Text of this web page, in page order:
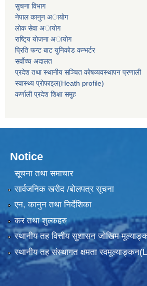
सुचना विभाग
नेपाल कानुन अायाेग
लाेक सेवा अायाेग
राष्टि्य याेजना अायाेग
प्रिति फन्ट बाट युनिकाेड कन्भर्टर
सर्वाेच्च अदालत
प्रदेश तथा स्थानीय सञ्चित काेषव्यवस्थापन प्रणाली
स्वास्थ्य प्राेफाइल(Heath profile)
कर्णाली प्रदेश शिक्षा समुह
Notice
सूचना तथा समाचार
सार्वजनिक खरीद /बोलपत्र सूचना
एन, कानुन तथा निर्देशिका
कर तथा शुल्कहरु
स्थानीय तह वित्तीय सुशासन जोखिम
स्थानीय तह संस्थागत क्षमता